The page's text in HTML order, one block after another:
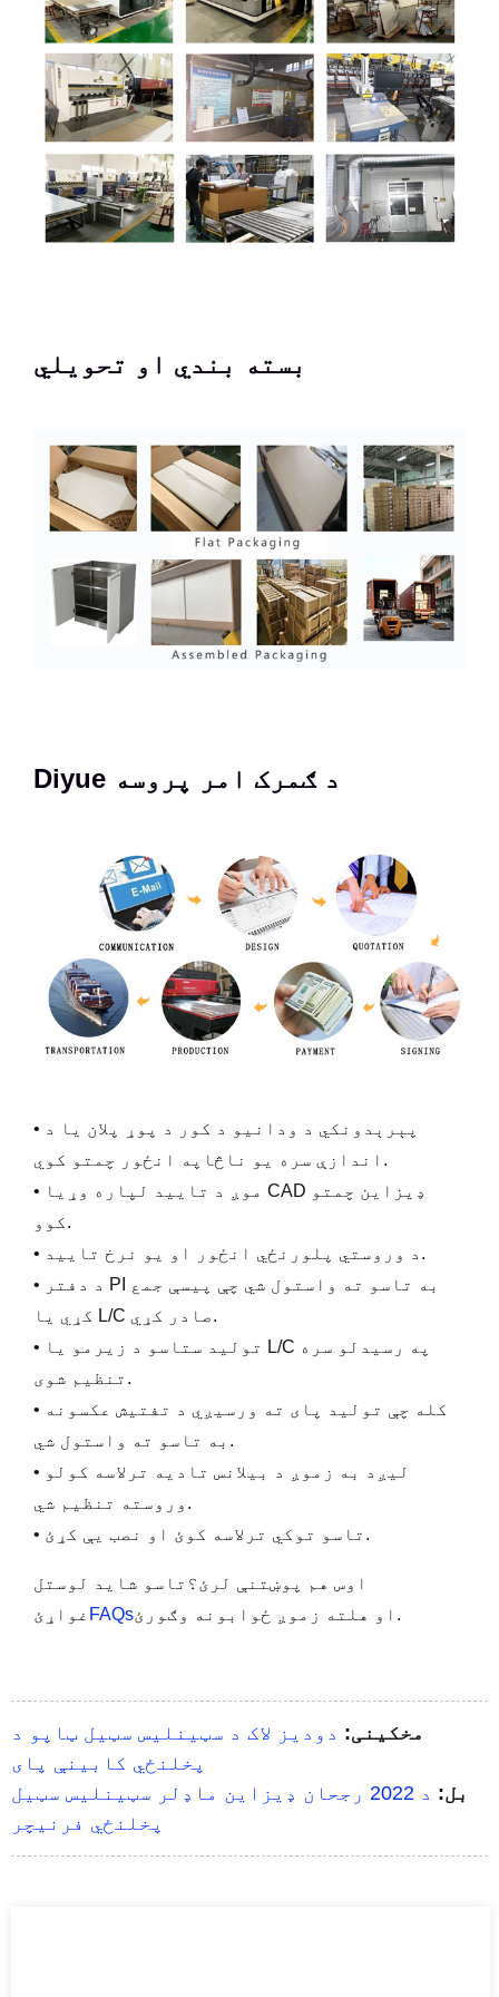
بسته بندي او تحویلي
Diyue د ګمرک امر پروسه
• پېرېدونکي د ودانیو د کور د پوړ پلان یا د
اندازې سره یو ناڅاپه انځور چمتو کوي.
• موږ د تایید لپاره وړیا CAD ډیزاین چمتو
کوو.
• د وروستي پلورنځي انځور او یو نرخ تایید.
• د دفتر PI به تاسو ته واستول شي چې پیسې جمع
کړي یا L/C صادر کړي.
• تولید ستاسو د زیرمو یا L/C په رسیدلو سره
تنظیم شوی.
• کله چې تولید پای ته ورسیږي د تفتیش عکسونه
به تاسو ته واستول شي.
• لیږد به زموږ د بیلانس تادیه ترلاسه کولو
وروسته تنظیم شي.
• تاسو توکي ترلاسه کوئ او نصب یې کړئ.
اوس هم پوښتنې لرئ؟تاسو شاید لوستل
غواړئ FAQs او هلته زموږ ځوابونه وګورئ.
مخکینی: دودیز لاک د سټینلیس سټیل ټاپو د
پخلنځي کابینې پای
بل:
د 2022 رجحان ډیزاین ماډلر سټینلیس سټیل
پخلنځي فرنیچر